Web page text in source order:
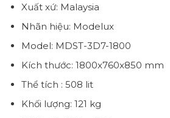
Xuất xứ: Malaysia
Nhãn hiệu: Modelux
Model: MDST-3D7-1800
Kích thước: 1800x760x850 mm
Thể tích : 508 lit
Khối lượng: 121 kg